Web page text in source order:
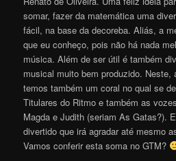
somar, fazer da matemática uma
fácil, na base da decoreba. Aliás, a
que eu conheço, pois não há nada
música. Além de ser útil é também
musical muito bem produzido. Neste,
temos também um coral no qual se
Titulares do Ritmo e também as
Magda e Judith (seriam As Gatas?).
divertido que irá agradar até mesmo
Vamos conferir esta soma no GTM?